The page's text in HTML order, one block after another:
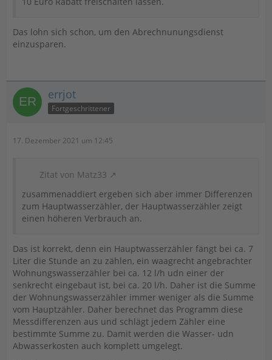
Das lohn sich schon, um den Abrechnunungsdienst
einzusparen.
errjot
Fortgeschrittener
17. Dezember 2021 um 12:45
Zitat von Matz33
zusammenaddiert ergeben sich aber immer Differenzen
zum Hauptwasserzähler, der Hauptwasserzähler zeigt
einen höheren Verbrauch an.
Das ist korrekt, denn ein Hauptwasserzähler fängt bei ca. 7
Liter die Stunde an zu zählen, ein waagrecht angebrachter
Wohnungswasserzähler bei ca. 12 l/h udn einer der
senkrecht eingebaut ist, bei ca. 20 l/h. Daher ist die Summe
der Wohnungswasserzähler immer weniger als die Summe
vom Hauptzähler. Daher berechnet das Programm diese
Messdifferenzen aus und schlägt jedem Zähler eine
bestimmte Summe zu. Damit werden die Wasser- udn
Abwasserkosten auch komplett umgelegt.